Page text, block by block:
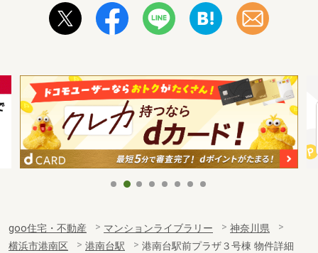
goo住宅・不動産 マンションライブラリー
神奈川県
横浜市港南区
港南台駅 港南台駅前プラザ３号棟 物件詳細